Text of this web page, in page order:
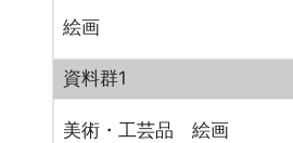
絵画
資料群1
美術・工芸品 絵画